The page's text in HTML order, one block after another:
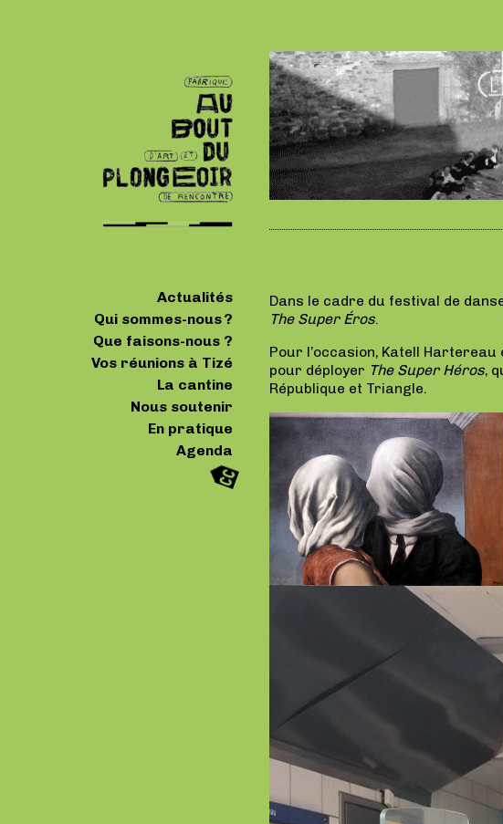
Actualités
Qui sommes-nous ?
Que faisons-nous ?
Vos réunions à Tizé
La cantine
Nous soutenir
En pratique
Agenda
Dans le cadre du festival de
The Super Éros.
Pour l’occasion, Katell
pour déployer The Super Héros,
République et Triangle.